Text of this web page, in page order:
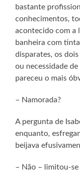
bastante
conhecimentos,
acontecido com a
banheira com
disparates, os
ou necessidade
pareceu o mais
– Namorada?
A pergunta de
enquanto,
beijava
– Não – limitou-se